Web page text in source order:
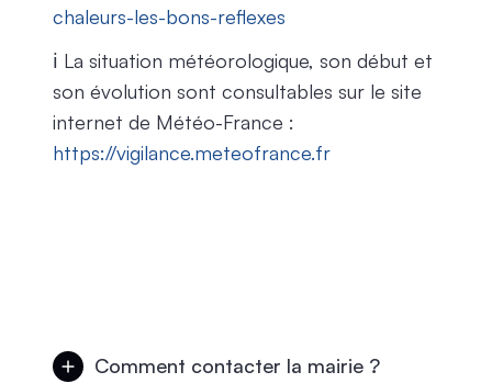
chaleurs-les-bons-reflexes
ℹ️ La situation météorologique, son début et
son évolution sont consultables sur le site
internet de Météo-France :
https://vigilance.meteofrance.fr
Comment contacter la mairie ?